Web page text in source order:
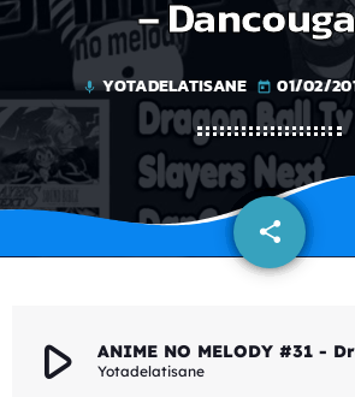
–
mic YOTADELATISANE today 01/02/
share
email
play_arrow Yotadelatisane